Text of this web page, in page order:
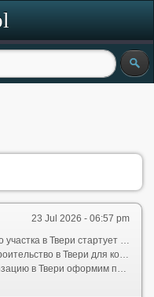
23 Jul 2026 - 06:57 pm
Сами сходим в Департамент архитектуры. Срок без отказа.
документации. Укажем охранную зону. Цена от 5 000 ?.